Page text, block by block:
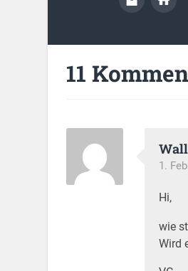
11
1.
Hi,
wie
Wird